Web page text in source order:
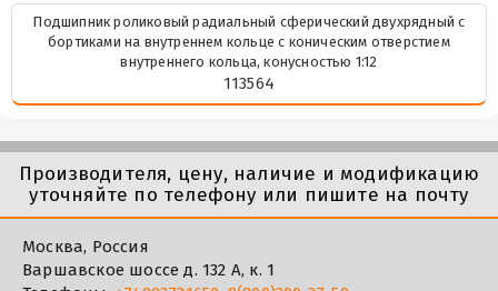
Подшипник роликовый радиальный сферический двухрядный с
бортиками на внутреннем кольце с коническим отверстием
внутреннего кольца, конусностью 1:12
113564
Производителя, цену, наличие и модификацию
уточняйте по телефону или пишите на почту
Москва, Россия
Варшавское шоссе д. 132 А, к. 1